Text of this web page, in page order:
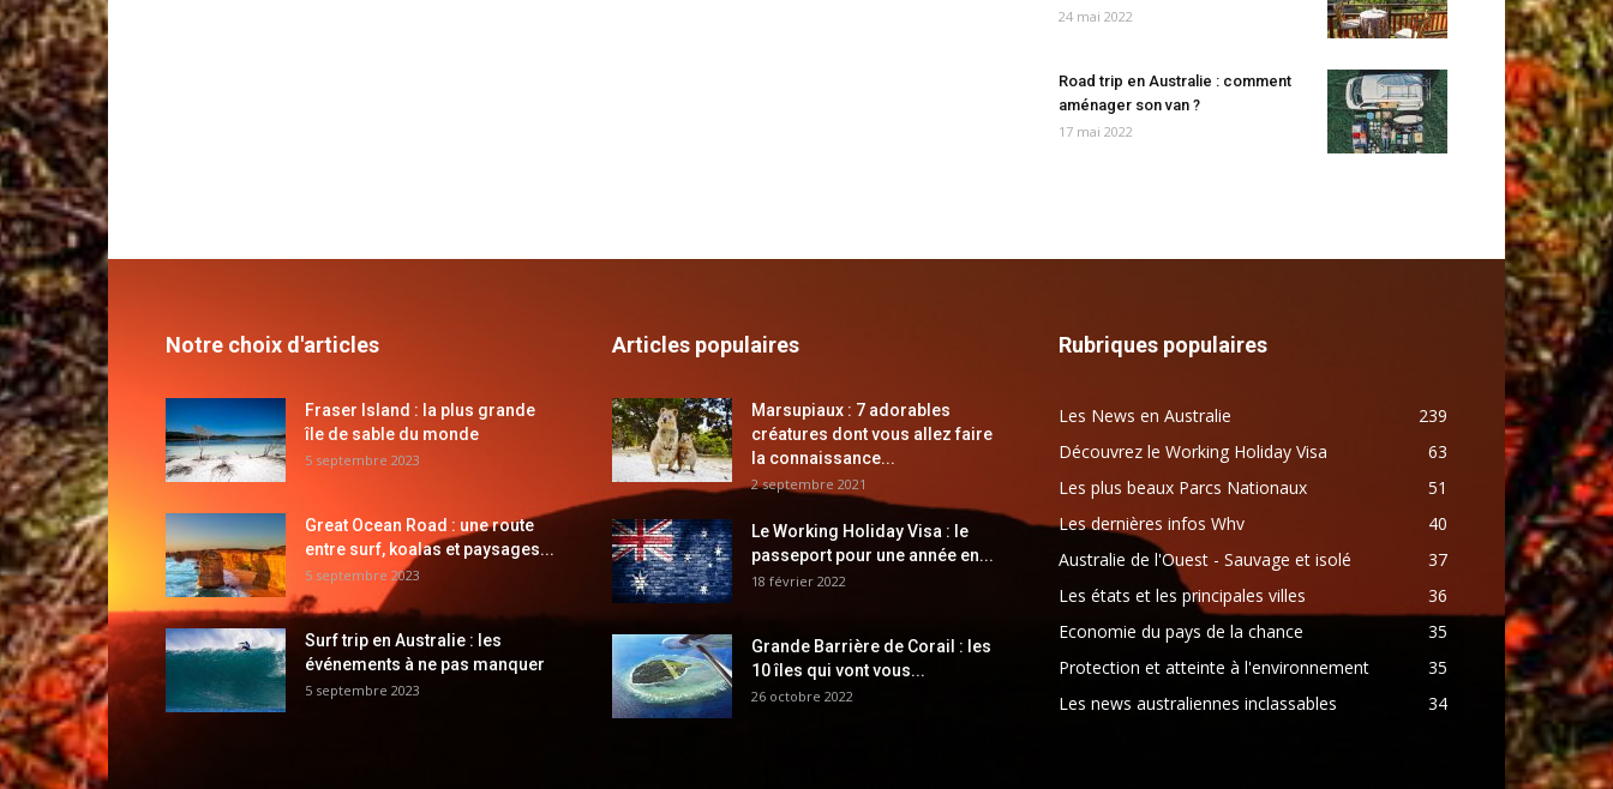
24 mai 2022
Road trip en Australie : comment
aménager son van ?
17 mai 2022
Notre choix d'articles
Fraser Island : la plus grande
île de sable du monde
5 septembre 2023
Great Ocean Road : une route
entre surf, koalas et paysages...
5 septembre 2023
Surf trip en Australie : les
événements à ne pas manquer
5 septembre 2023
Articles populaires
Marsupiaux : 7 adorables
créatures dont vous allez faire
la connaissance...
2 septembre 2021
Le Working Holiday Visa : le
passeport pour une année en...
18 février 2022
Grande Barrière de Corail : les
10 îles qui vont vous...
26 octobre 2022
Rubriques populaires
Les News en Australie
239
Découvrez le Working Holiday Visa
63
Les plus beaux Parcs Nationaux
51
Les dernières infos Whv
40
Australie de l'Ouest - Sauvage et isolé
37
Les états et les principales villes
36
Economie du pays de la chance
35
Protection et atteinte à l'environnement
35
Les news australiennes inclassables
34